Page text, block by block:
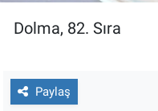
Dolma, 82. Sıra
Paylaş